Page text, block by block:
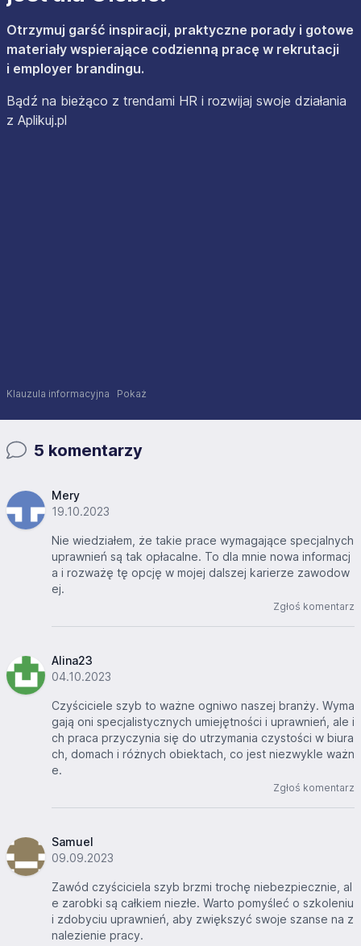
Otrzymuj garść inspiracji, praktyczne porady i gotowe
materiały wspierające codzienną pracę w rekrutacji
i employer brandingu.
Bądź na bieżąco z trendami HR i rozwijaj swoje działania
z Aplikuj.pl
Klauzula informacyjna Pokaż
5 komentarzy
Mery
19.10.2023
Nie wiedziałem, że takie prace wymagające specjalnych
uprawnień są tak opłacalne. To dla mnie nowa informacj
a i rozważę tę opcję w mojej dalszej karierze zawodow
ej.
Zgłoś komentarz
Alina23
04.10.2023
Czyściciele szyb to ważne ogniwo naszej branży. Wyma
gają oni specjalistycznych umiejętności i uprawnień, ale i
ch praca przyczynia się do utrzymania czystości w biura
ch, domach i różnych obiektach, co jest niezwykle ważn
e.
Zgłoś komentarz
Samuel
09.09.2023
Zawód czyściciela szyb brzmi trochę niebezpiecznie, al
e zarobki są całkiem niezłe. Warto pomyśleć o szkoleniu
i zdobyciu uprawnień, aby zwiększyć swoje szanse na z
nalezienie pracy.